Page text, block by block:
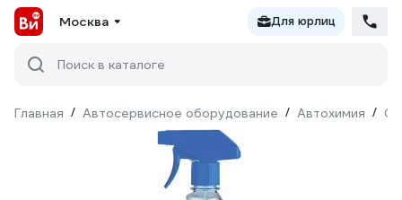
Москва Для юрлиц
Поиск в каталоге
Главная / Автосервисное оборудование / Автохимия /